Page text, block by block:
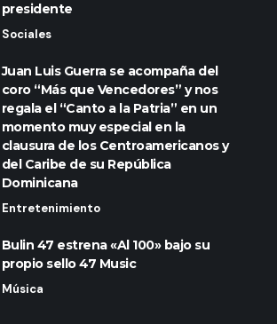
presidente
Sociales
Juan Luis Guerra se acompaña del
coro “Más que Vencedores” y nos
regala el “Canto a la Patria” en un
momento muy especial en la
clausura de los Centroamericanos y
del Caribe de su República
Dominicana
Entretenimiento
Bulin 47 estrena «Al 100» bajo su
propio sello 47 Music
Música